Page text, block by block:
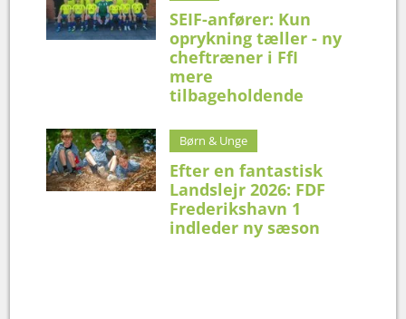
SEIF-anfører: Kun
oprykning tæller - ny
cheftræner i FfI
mere
tilbageholdende
Børn & Unge
Efter en fantastisk
Landslejr 2026: FDF
Frederikshavn 1
indleder ny sæson